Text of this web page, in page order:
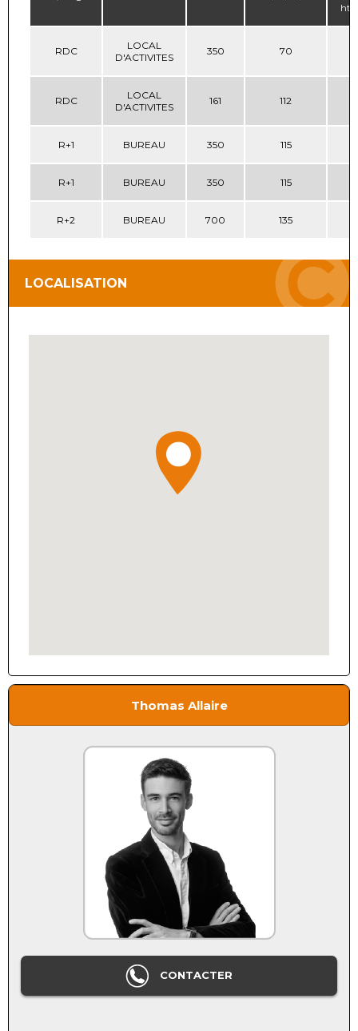
ht/
RDC
LOCAL
D'ACTIVITES
350 70
RDC
LOCAL
D'ACTIVITES
161 112
R+1 BUREAU 350 115
R+1 BUREAU 350 115
R+2 BUREAU 700 135
LOCALISATION
Thomas Allaire
CONTACTER